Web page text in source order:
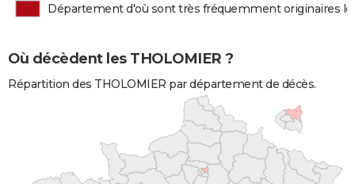
Département d'où sont très fréquemment originaires
Où décèdent les THOLOMIER ?
Répartition des THOLOMIER par département de décès.